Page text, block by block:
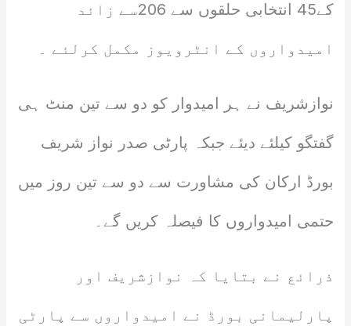
کے45 انتخابی حلقوں سے 206سے زائد
امیدواروں کے انٹرویوز مکمل کرلئے ۔
نوازشریف نے ہر امیدوار کو دو سے تین منٹ ہی
گفتگو کیلئے دیئے جبکہ پارٹی صدر نواز شریف
بورڈ ارکان کی مشاورت سے دو سے تین روز میں
حتمی امیدواروں کا فیصلہ کریں گے۔
ذرائع نے بتایا کہ نوازشریف اور
پارلیمانی بورڈ نے امیدواروں سے پارٹی